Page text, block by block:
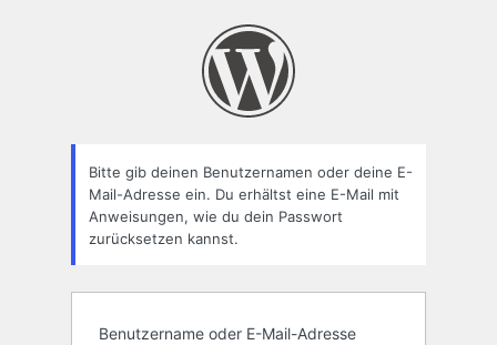
Bitte gib deinen Benutzernamen oder deine E-
Mail-Adresse ein. Du erhältst eine E-Mail mit
Anweisungen, wie du dein Passwort
zurücksetzen kannst.
Benutzername oder E-Mail-Adresse